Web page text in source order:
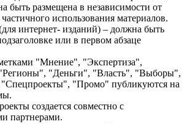
быть размещена в независимости от
использования материалов.
интернет- изданий) – должна быть
или в первом абзаце
"Мнение", "Экспертиза",
"Деньги", "Власть", "Выборы",
"Спецпроекты", "Промо" публикуются на
создается совместно с
партнерами.